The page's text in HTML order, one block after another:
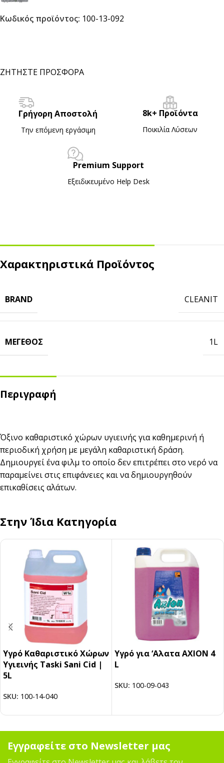
Κωδικός προϊόντος: 100-13-092
ΖΗΤΗΣΤΕ ΠΡΟΣΦΟΡΑ
Γρήγορη Αποστολή
Την επόμενη εργάσιμη
8k+ Προϊόντα
Ποικιλία Λύσεων
Premium Support
Εξειδικευμένο Ηelp Desk
Χαρακτηριστικά Προϊόντος
BRAND CLEANIT
ΜΈΓΕΘΟΣ 1L
Περιγραφή
Όξινο καθαριστικό χώρων υγιεινής για καθημερινή ή
περιοδική χρήση με μεγάλη καθαριστική δράση.
Δημιουργεί ένα φιλμ το οποίο δεν επιτρέπει στο νερό να
παραμείνει στις επιφάνειες και να δημιουργηθούν
επικαθίσεις αλάτων.
Στην Ίδια Κατηγορία
Υγρό Καθαριστικό Χώρων
Υγιεινής Taski Sani Cid |
5L
SKU: 100-14-040
Υγρό για ‘Αλατα AXION 4
L
SKU: 100-09-043
Εγγραφείτε στο Newsletter μας